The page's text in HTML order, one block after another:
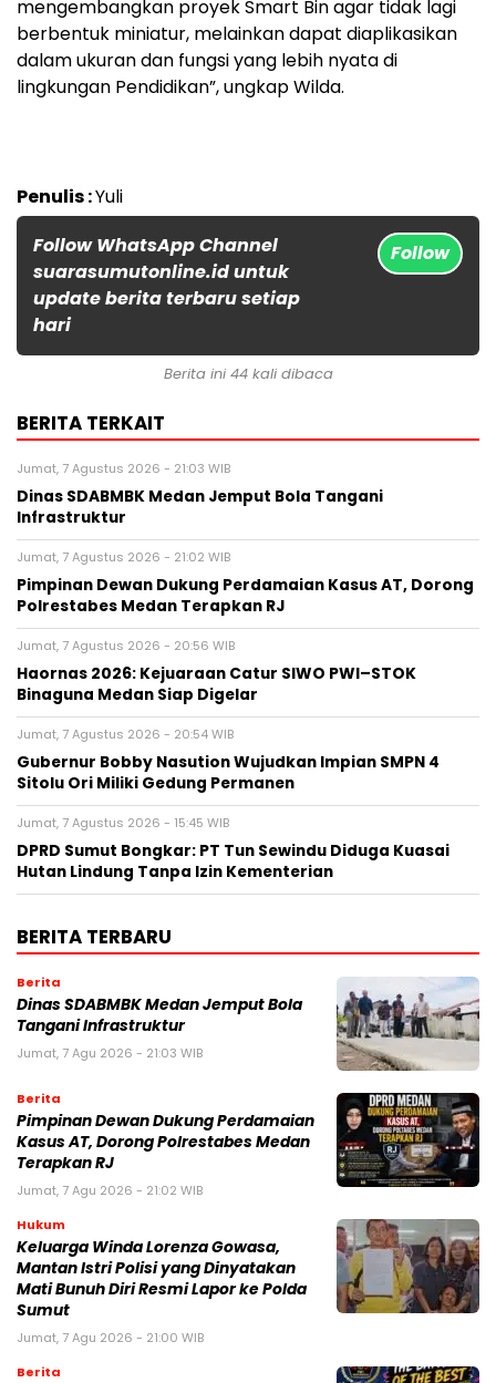
mengembangkan proyek Smart Bin agar tidak lagi
berbentuk miniatur, melainkan dapat diaplikasikan
dalam ukuran dan fungsi yang lebih nyata di
lingkungan Pendidikan”, ungkap Wilda.
Penulis :Yuli
Follow WhatsApp Channel
suarasumutonline.id untuk
update berita terbaru setiap
hari
Follow
Berita ini 44 kali dibaca
BERITA TERKAIT
Jumat, 7 Agustus 2026 - 21:03 WIB
Dinas SDABMBK Medan Jemput Bola Tangani
Infrastruktur
Jumat, 7 Agustus 2026 - 21:02 WIB
Pimpinan Dewan Dukung Perdamaian Kasus AT, Dorong
Polrestabes Medan Terapkan RJ
Jumat, 7 Agustus 2026 - 20:56 WIB
Haornas 2026: Kejuaraan Catur SIWO PWI–STOK
Binaguna Medan Siap Digelar
Jumat, 7 Agustus 2026 - 20:54 WIB
Gubernur Bobby Nasution Wujudkan Impian SMPN 4
Sitolu Ori Miliki Gedung Permanen
Jumat, 7 Agustus 2026 - 15:45 WIB
DPRD Sumut Bongkar: PT Tun Sewindu Diduga Kuasai
Hutan Lindung Tanpa Izin Kementerian
BERITA TERBARU
Berita
Dinas SDABMBK Medan Jemput Bola
Tangani Infrastruktur
Jumat, 7 Agu 2026 - 21:03 WIB
Berita
Pimpinan Dewan Dukung Perdamaian
Kasus AT, Dorong Polrestabes Medan
Terapkan RJ
Jumat, 7 Agu 2026 - 21:02 WIB
Hukum
Keluarga Winda Lorenza Gowasa,
Mantan Istri Polisi yang Dinyatakan
Mati Bunuh Diri Resmi Lapor ke Polda
Sumut
Jumat, 7 Agu 2026 - 21:00 WIB
Berita